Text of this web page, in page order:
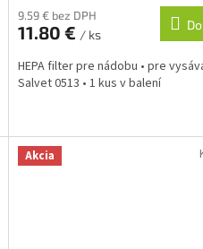
9.59 € bez DPH
11.80 € / ks
HEPA filter pre nádobu • pre
Salvet 0513 • 1 kus v balení
Akcia